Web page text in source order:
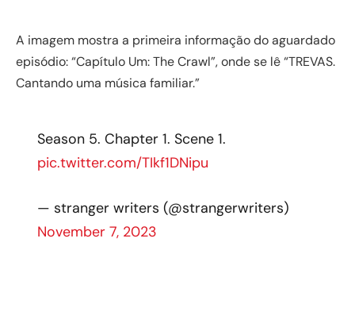
A imagem mostra a primeira informação do aguardado
episódio: “Capítulo Um: The Crawl”, onde se lê “TREVAS.
Cantando uma música familiar.”
Season 5. Chapter 1. Scene 1.
pic.twitter.com/TIkf1DNipu
— stranger writers (@strangerwriters)
November 7, 2023